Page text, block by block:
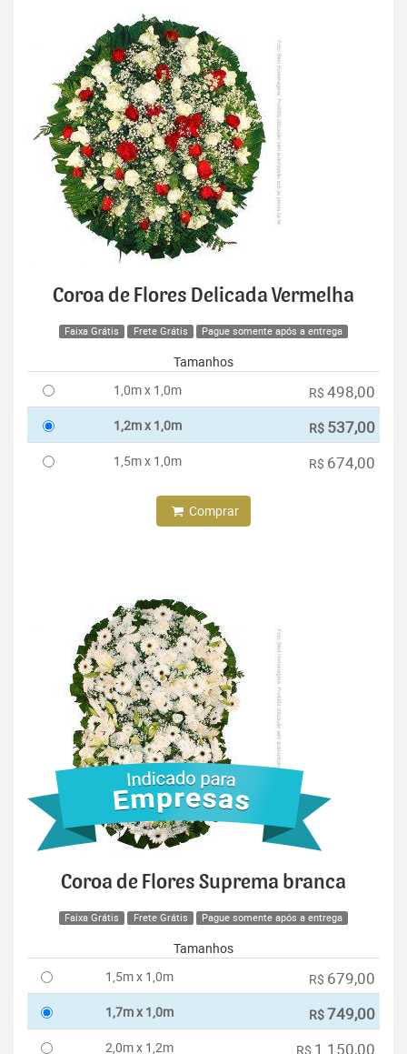
Coroa de Flores Delicada Vermelha
Faixa Grátis Frete Grátis Pague somente após a entrega
Tamanhos
1,0m x 1,0m
R$ 498,00
1,2m x 1,0m R$ 537,00
1,5m x 1,0m R$ 674,00
Comprar
Coroa de Flores Suprema branca
Faixa Grátis Frete Grátis Pague somente após a entrega
Tamanhos
1,5m x 1,0m
R$ 679,00
1,7m x 1,0m R$749,00
2,0m x 1,2m R$ 1.150,00